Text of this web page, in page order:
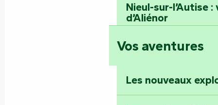
Nieul-sur-l’Autise
d’Aliénor
Foussais-Payré :
Faymoreau :
épopée minière
Vos aventures
Les nouveaux